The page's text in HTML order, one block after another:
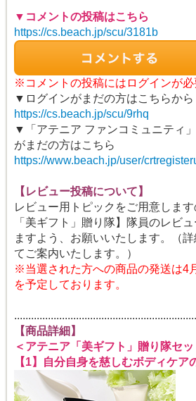
▼コメントの投稿はこちら
https://cs.beach.jp/scu/3181b
※コメントの投稿にはログインが必
▼ログインがまだの方はこちらから
https://cs.beach.jp/scu/9rhq
▼「アテニア ファンコミュニティ
がまだの方はこちら
https://www.beach.jp/user/
【レビュー投稿について】
レビュー用トピックをご用意しま
「美ギフト」贈り隊】隊員のレビ
ますよう、お願いいたします。（
てご案内いたします。）
※当選された方への商品の発送は4
を予定しております。
【商品詳細】
＜アテニア「美ギフト」贈り隊セッ
【1】自分自身を慈しむボディケア